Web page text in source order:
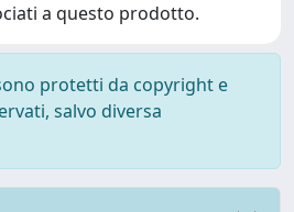
a questo prodotto.
protetti da copyright e
salvo diversa